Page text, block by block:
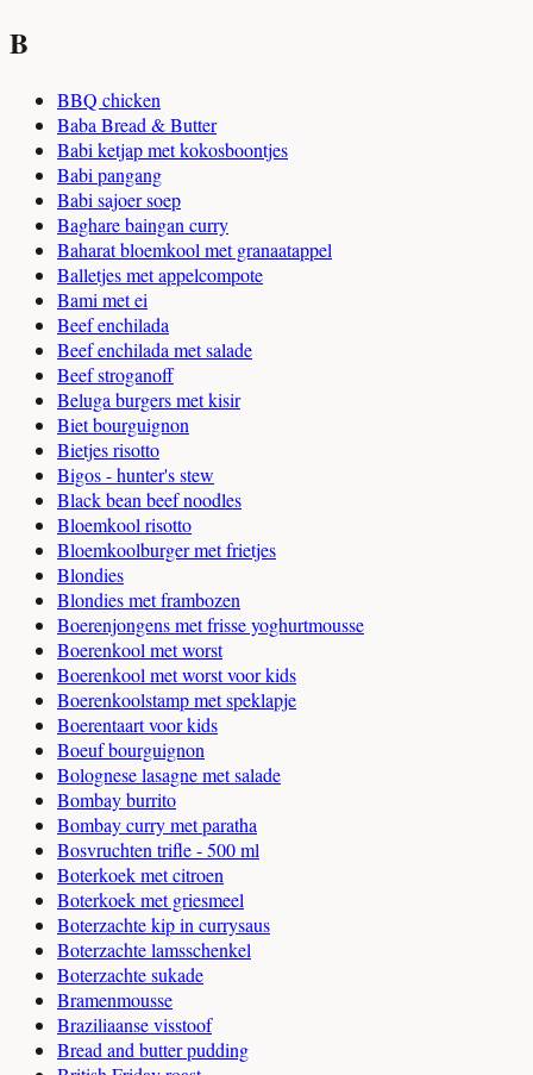
B
BBQ chicken
Baba Bread & Butter
Babi ketjap met kokosboontjes
Babi pangang
Babi sajoer soep
Baghare baingan curry
Baharat bloemkool met granaatappel
Balletjes met appelcompote
Bami met ei
Beef enchilada
Beef enchilada met salade
Beef stroganoff
Beluga burgers met kisir
Biet bourguignon
Bietjes risotto
Bigos - hunter's stew
Black bean beef noodles
Bloemkool risotto
Bloemkoolburger met frietjes
Blondies
Blondies met frambozen
Boerenjongens met frisse yoghurtmousse
Boerenkool met worst
Boerenkool met worst voor kids
Boerenkoolstamp met speklapje
Boerentaart voor kids
Boeuf bourguignon
Bolognese lasagne met salade
Bombay burrito
Bombay curry met paratha
Bosvruchten trifle - 500 ml
Boterkoek met citroen
Boterkoek met griesmeel
Boterzachte kip in currysaus
Boterzachte lamsschenkel
Boterzachte sukade
Bramenmousse
Braziliaanse visstoof
Bread and butter pudding